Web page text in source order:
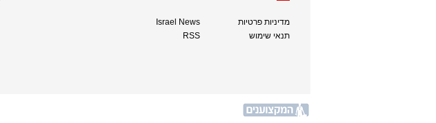
מדיניות פרטיות
תנאי שימוש
Israel News
RSS